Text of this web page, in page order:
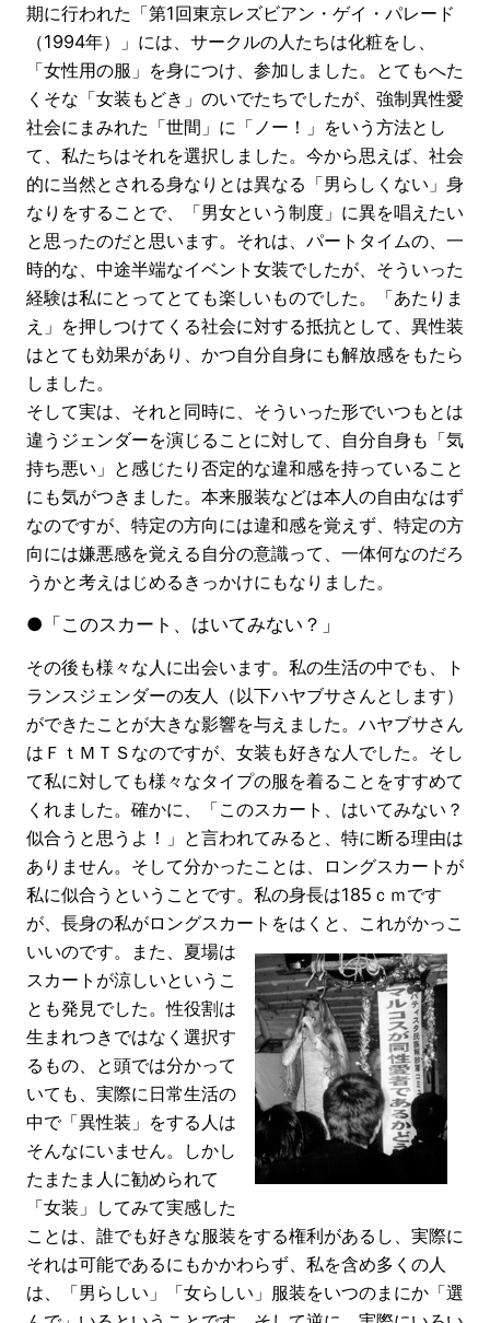
期に行われた「第1回東京レズビアン・ゲイ・パレード
（1994年）」には、サークルの人たちは化粧をし、
「女性用の服」を身につけ、参加しました。とてもへた
くそな「女装もどき」のいでたちでしたが、強制異性愛
社会にまみれた「世間」に「ノー！」をいう方法とし
て、私たちはそれを選択しました。今から思えば、社会
的に当然とされる身なりとは異なる「男らしくない」身
なりをすることで、「男女という制度」に異を唱えたい
と思ったのだと思います。それは、パートタイムの、一
時的な、中途半端なイベント女装でしたが、そういった
経験は私にとってとても楽しいものでした。「あたりま
え」を押しつけてくる社会に対する抵抗として、異性装
はとても効果があり、かつ自分自身にも解放感をもたら
しました。
そして実は、それと同時に、そういった形でいつもとは
違うジェンダーを演じることに対して、自分自身も「気
持ち悪い」と感じたり否定的な違和感を持っていること
にも気がつきました。本来服装などは本人の自由なはず
なのですが、特定の方向には違和感を覚えず、特定の方
向には嫌悪感を覚える自分の意識って、一体何なのだろ
うかと考えはじめるきっかけにもなりました。
●「このスカート、はいてみない？」
その後も様々な人に出会います。私の生活の中でも、ト
ランスジェンダーの友人（以下ハヤブサさんとします）
ができたことが大きな影響を与えました。ハヤブサさん
はＦｔＭＴＳなのですが、女装も好きな人でした。そし
て私に対しても様々なタイプの服を着ることをすすめて
くれました。確かに、「このスカート、はいてみない？
似合うと思うよ！」と言われてみると、特に断る理由は
ありません。そして分かったことは、ロングスカートが
私に似合うということです。私の身長は185ｃｍです
が、長身の私がロングスカートをはくと、これがかっこ
いいのです。
また、夏場は
スカートが涼しいというこ
とも発見でした。性役割は
生まれつきではなく選択す
るもの、と頭では分かって
いても、実際に日常生活の
中で「異性装」をする人は
そんなにいません。しかし
たまたま人に勧められて
「女装」してみて実感した
ことは、誰でも好きな服装をする権利があるし、実際に
それは可能であるにもかかわらず、私を含め多くの人
は、「男らしい」「女らしい」服装をいつのまにか「選